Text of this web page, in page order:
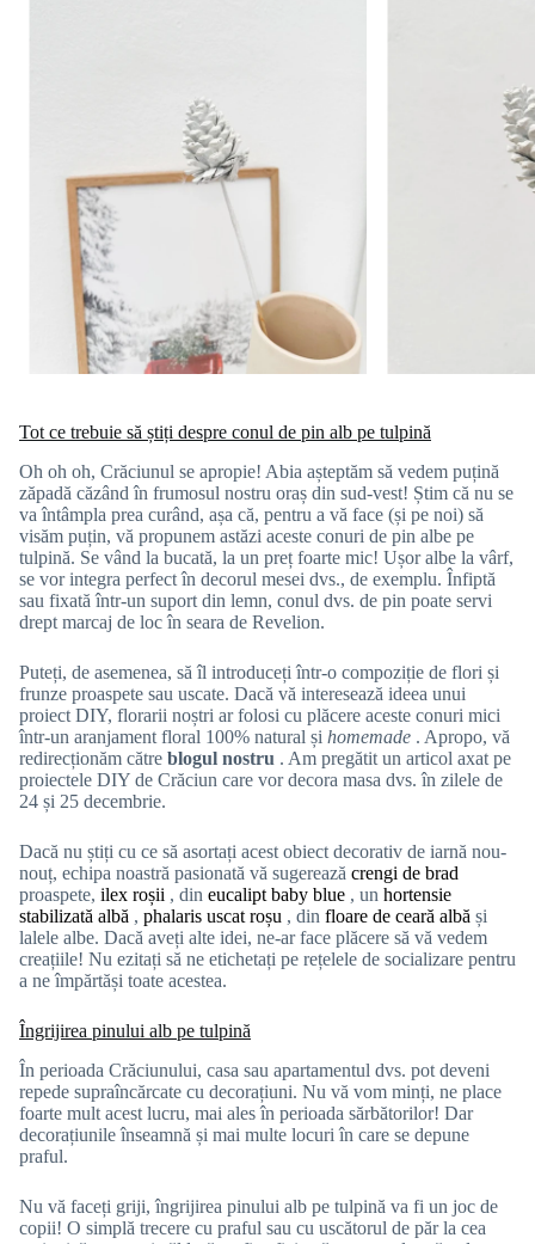
Tot ce trebuie să știți despre conul de pin alb pe tulpină
Oh oh oh, Crăciunul se apropie! Abia așteptăm să vedem puțină
zăpadă căzând în frumosul nostru oraș din sud-vest! Știm că nu se
va întâmpla prea curând, așa că, pentru a vă face (și pe noi) să
visăm puțin, vă propunem astăzi aceste conuri de pin albe pe
tulpină. Se vând la bucată, la un preț foarte mic! Ușor albe la vârf,
se vor integra perfect în decorul mesei dvs., de exemplu. Înfiptă
sau fixată într-un suport din lemn, conul dvs. de pin poate servi
drept marcaj de loc în seara de Revelion.
Puteți, de asemenea, să îl introduceți într-o compoziție de flori și
frunze proaspete sau uscate. Dacă vă interesează ideea unui
proiect DIY, florarii noștri ar folosi cu plăcere aceste conuri mici
într-un aranjament floral 100% natural și homemade . Apropo, vă
redirecționăm către blogul nostru . Am pregătit un articol axat pe
proiectele DIY de Crăciun care vor decora masa dvs. în zilele de
24 și 25 decembrie.
Dacă nu știți cu ce să asortați acest obiect decorativ de iarnă nou-
nouț, echipa noastră pasionată vă sugerează crengi de brad
proaspete, ilex roșii , din eucalipt baby blue , un hortensie
stabilizată albă , phalaris uscat roșu , din floare de ceară albă și
lalele albe. Dacă aveți alte idei, ne-ar face plăcere să vă vedem
creațiile! Nu ezitați să ne etichetați pe rețelele de socializare pentru
a ne împărtăși toate acestea.
Îngrijirea pinului alb pe tulpină
În perioada Crăciunului, casa sau apartamentul dvs. pot deveni
repede supraîncărcate cu decorațiuni. Nu vă vom minți, ne place
foarte mult acest lucru, mai ales în perioada sărbătorilor! Dar
decorațiunile înseamnă și mai multe locuri în care se depune
praful.
Nu vă faceți griji, îngrijirea pinului alb pe tulpină va fi un joc de
copii! O simplă trecere cu praful sau cu uscătorul de păr la cea